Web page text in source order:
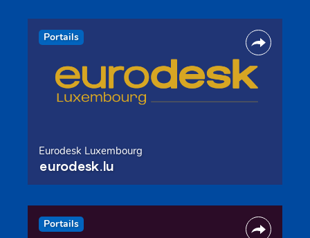
Portails
Eurodesk Luxembourg
eurodesk.lu
Portails